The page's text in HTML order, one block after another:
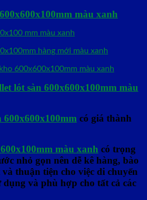
lót sàn 600x600x100mm màu
có giá thành
màu xanh có trọng
nhỏ gọn nên dễ kê hàng, bào
thuận tiện cho việc di chuyển
và phù hợp cho tất cả các